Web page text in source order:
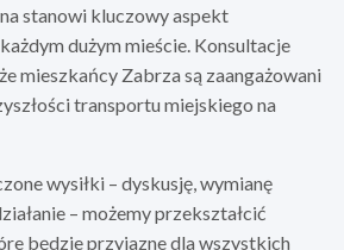
stanowi kluczowy aspekt
dużym mieście. Konsultacje
mieszkańcy Zabrza są zaangażowani
transportu miejskiego na
wysiłki – dyskusję, wymianę
– możemy przekształcić
będzie przyjazne dla wszystkich